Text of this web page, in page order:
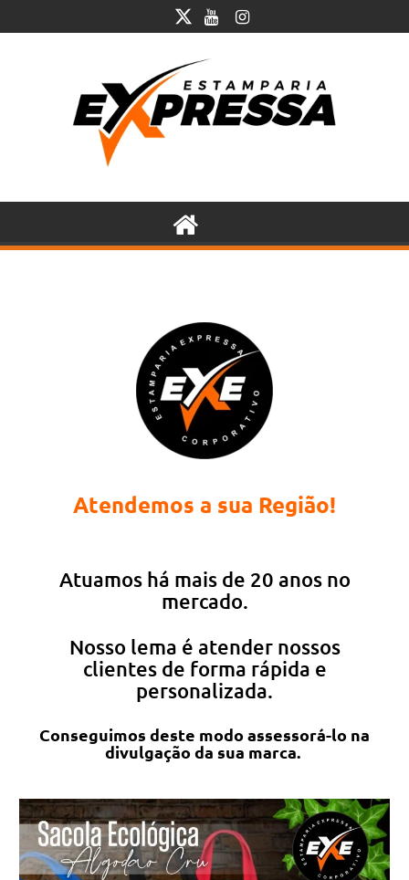
Atendemos a sua Região!
Atuamos há mais de 20 anos no
mercado.
Nosso lema é atender nossos
clientes de forma rápida e
personalizada.
Conseguimos deste modo assessorá-lo na
divulgação da sua marca.